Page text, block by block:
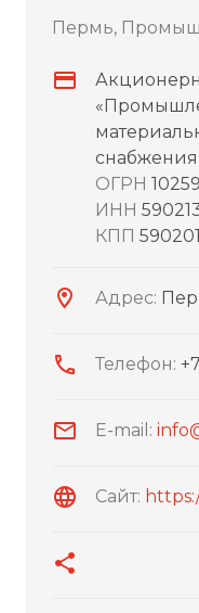
Пермь,
ОГРН
ИНН
КПП
Адрес:
Телефон:
E-mail:
Сайт: